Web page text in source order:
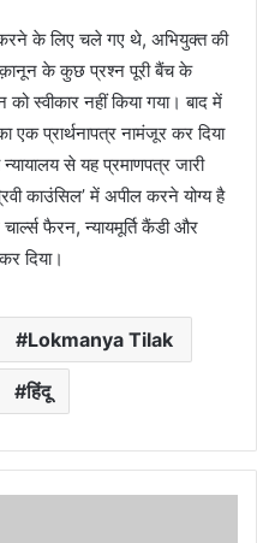
के लिए चले गए थे, अभियुक्त की
क़ानून के कुछ प्रश्न पूरी बैंच के
स्वीकार नहीं किया गया। बाद में
एक प्रार्थनापत्र नामंजूर कर दिया
से यह प्रमाणपत्र जारी
काउंसिल’ में अपील करने योग्य है
फैरन, न्यायमूर्ति कैंडी और
दिया।
Lokmanya Tilak
हिंदू